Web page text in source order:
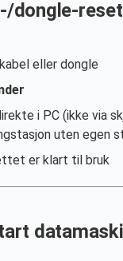
dongle-reset
eller dongle
i PC (ikke via
uten egen
er klart til bruk